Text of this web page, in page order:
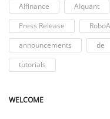
AIfinance AIquant
Press Release
announcements
de
tutorials
WELCOME